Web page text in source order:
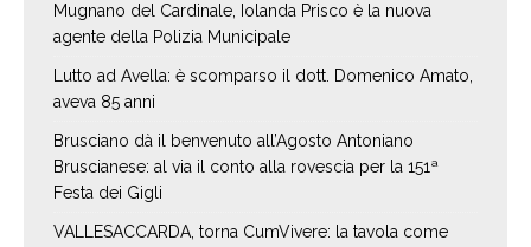
Mugnano del Cardinale, Iolanda Prisco è la nuova
agente della Polizia Municipale
Lutto ad Avella: è scomparso il dott. Domenico Amato,
aveva 85 anni
Brusciano dà il benvenuto all’Agosto Antoniano
Bruscianese: al via il conto alla rovescia per la 151ª
Festa dei Gigli
VALLESACCARDA, torna CumVivere: la tavola come